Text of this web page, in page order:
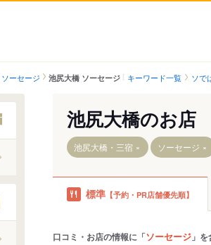
ーセージ 池尻大橋 ソーセージ キーワード一覧 ソで
池尻大橋駅
池尻大橋のお店
池尻大橋・三宿 ソーセージ
標準 【予約・PR店舗優先順】
口コミ・お店の情報に「ソーセージ 」